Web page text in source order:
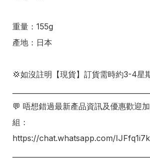
重量：155g
產地：日本
💢如沒註明【現貨】訂貨需時約3-4星
💬 唔想錯過最新產品資訊及優惠歡迎
組：
https://chat.whatsapp.com/